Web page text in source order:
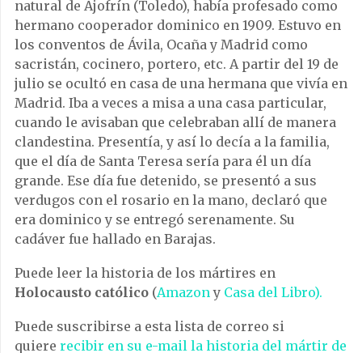
natural de Ajofrín (Toledo), había profesado como
hermano cooperador dominico en 1909. Estuvo en
los conventos de Ávila, Ocaña y Madrid como
sacristán, cocinero, portero, etc. A partir del 19 de
julio se ocultó en casa de una hermana que vivía en
Madrid. Iba a veces a misa a una casa particular,
cuando le avisaban que celebraban allí de manera
clandestina. Presentía, y así lo decía a la familia,
que el día de Santa Teresa sería para él un día
grande. Ese día fue detenido, se presentó a sus
verdugos con el rosario en la mano, declaró que
era dominico y se entregó serenamente. Su
cadáver fue hallado en Barajas.
Puede leer la historia de los mártires en
Holocausto católico (Amazon y Casa del Libro).
Puede suscribirse a esta lista de correo si
quiere recibir en su e-mail la historia del mártir de